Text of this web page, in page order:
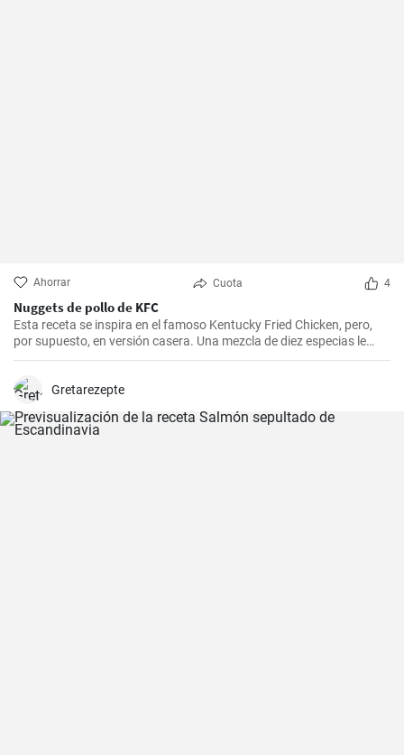
Ahorrar Cuota 4
Nuggets de pollo de KFC
Esta receta se inspira en el famoso Kentucky Fried Chicken, pero,
por supuesto, en versión casera. Una mezcla de diez especias le
añade el sabor original.
Gretarezepte